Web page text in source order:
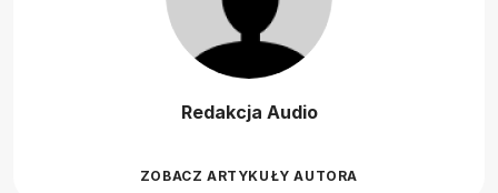
Redakcja Audio
ZOBACZ ARTYKUŁY AUTORA